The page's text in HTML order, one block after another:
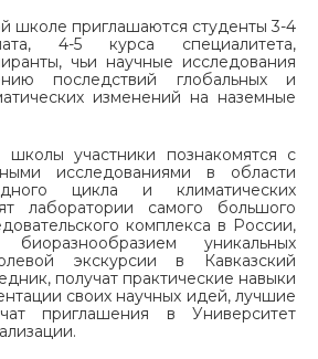
школе приглашаются студенты 3-4
4-5 курса специалитета,
чьи научные исследования
последствий глобальных и
изменений на наземные
участники познакомятся с
исследованиями в области
цикла и климатических
лаборатории самого большого
комплекса в России,
уникальных
экскурсии в Кавказский
получат практические навыки
своих научных идей, лучшие
приглашения в Университет